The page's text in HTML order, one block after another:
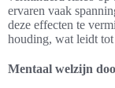
ervaren vaak
deze effecten te
houding, wat leidt tot
Mentaal welzijn